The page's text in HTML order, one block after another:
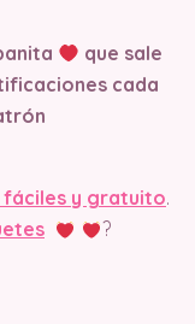
que sale
cada
fáciles y gratuito.
?